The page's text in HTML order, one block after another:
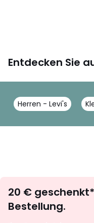
Entdecken Sie
Herren - Levi's
20 €
Bestellung.